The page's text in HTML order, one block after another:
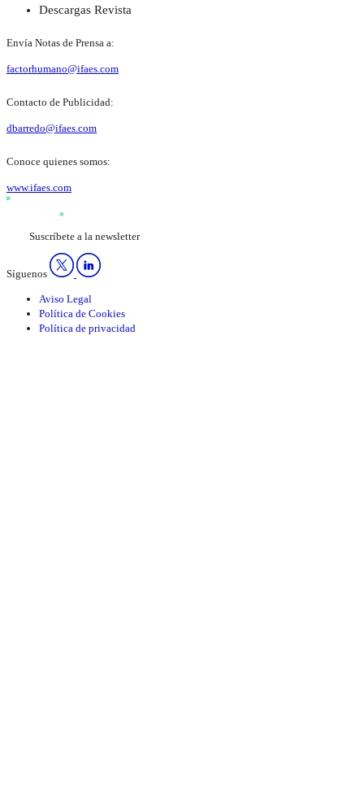
Descargas Revista
Envía Notas de Prensa a:
factorhumano@ifaes.com
Contacto de Publicidad:
dbarredo@ifaes.com
Conoce quienes somos:
www.ifaes.com
Suscríbete a la newsletter
Síguenos
Aviso Legal
Política de Cookies
Política de privacidad